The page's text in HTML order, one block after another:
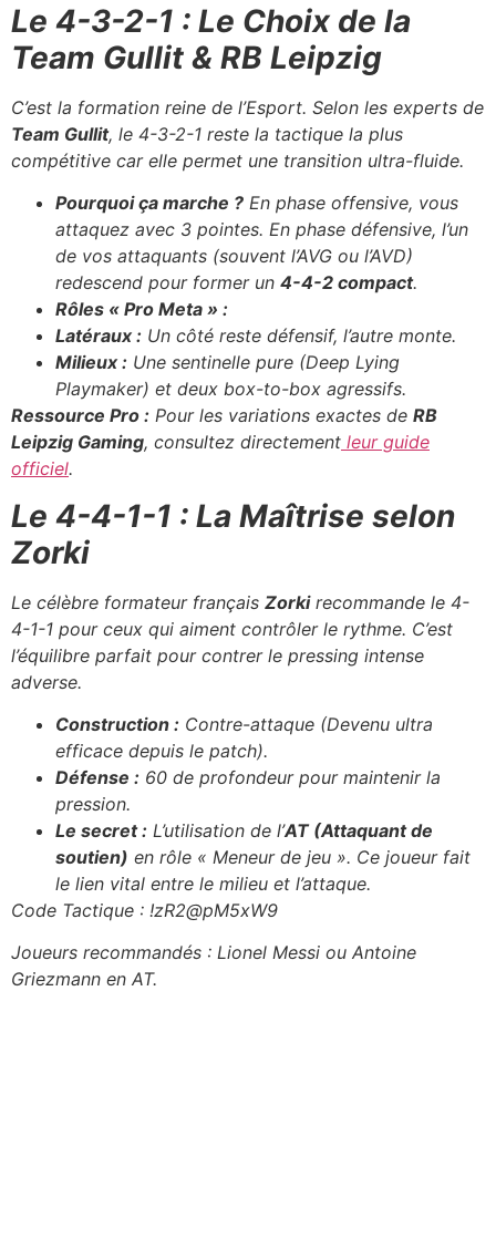
Le 4-3-2-1 : Le Choix de la
Team Gullit & RB Leipzig
C’est la formation reine de l’Esport. Selon les experts de
Team Gullit, le 4-3-2-1 reste la tactique la plus
compétitive car elle permet une transition ultra-fluide.
Pourquoi ça marche ? En phase offensive, vous
attaquez avec 3 pointes. En phase défensive, l’un
de vos attaquants (souvent l’AVG ou l’AVD)
redescend pour former un 4-4-2 compact.
Rôles « Pro Meta » :
Latéraux : Un côté reste défensif, l’autre monte.
Milieux : Une sentinelle pure (Deep Lying
Playmaker) et deux box-to-box agressifs.
Ressource Pro : Pour les variations exactes de RB
Leipzig Gaming, consultez directement leur guide
officiel.
Le 4-4-1-1 : La Maîtrise selon
Zorki
Le célèbre formateur français Zorkirecommande le 4-
4-1-1 pour ceux qui aiment contrôler le rythme. C’est
l’équilibre parfait pour contrer le pressing intense
adverse.
Construction : Contre-attaque (Devenu ultra
efficace depuis le patch).
Défense : 60 de profondeur pour maintenir la
pression.
Le secret : L’utilisation de l’AT (Attaquant de
soutien) en rôle « Meneur de jeu ». Ce joueur fait
le lien vital entre le milieu et l’attaque.
Code Tactique : !zR2@pM5xW9
Joueurs recommandés : Lionel Messi ou Antoine
Griezmann en AT.